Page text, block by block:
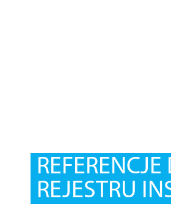
REJESTRU